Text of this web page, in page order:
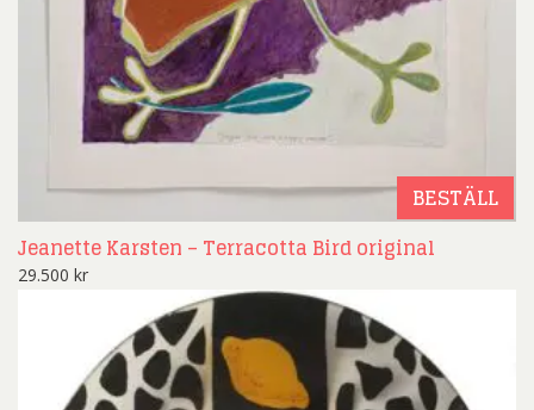
BESTÄLL
Jeanette Karsten – Terracotta Bird original
29.500 kr